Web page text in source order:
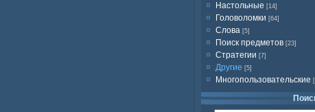
Настольные [14]
Головоломки [64]
Слова [5]
Поиск предметов [23]
Стратегии [7]
Другие [5]
Многопользовательские